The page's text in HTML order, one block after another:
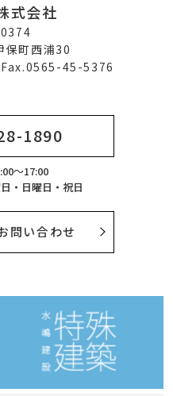
式会社
保町西浦30
45-5376
1890
～17:00
・日曜日・祝日
問い合わせ